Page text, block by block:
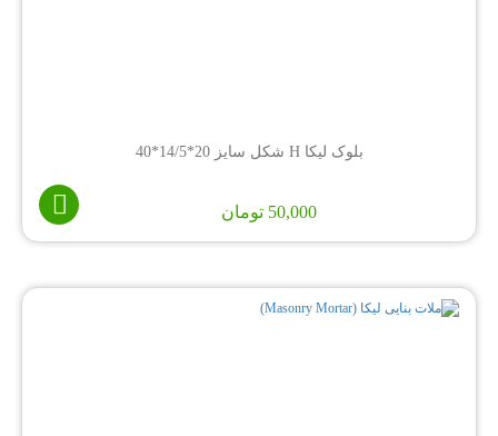
بلوک لیکا H شکل سایز 20*14/5*40
50,000 تومان